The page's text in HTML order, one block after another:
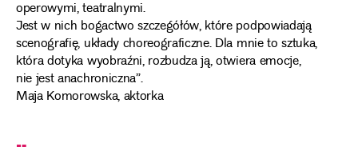
operowymi, teatralnymi.
Jest w nich bogactwo szczegółów, które podpowiadają
scenografię, układy choreograficzne. Dla mnie to sztuka,
która dotyka wyobraźni, rozbudza ją, otwiera emocje,
nie jest anachroniczna”.
Maja Komorowska, aktorka
„